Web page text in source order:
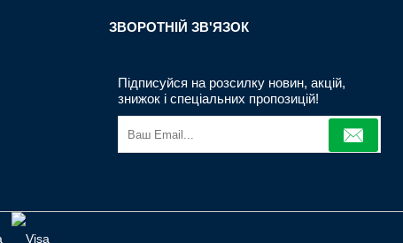
ЗВОРОТНIЙ ЗВ'ЯЗОК
Підписуйся на розсилку новин, акцій,
знижок і спеціальних пропозицій!